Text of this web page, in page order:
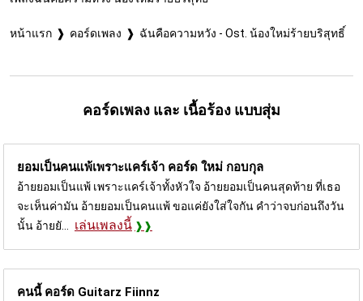
หน้าแรก คอร์ดเพลง ฉันคือความหวัง - Ost. น้องใหม่ร้ายบริสุทธิ์
คอร์ดเพลง และ เนื้อร้อง แบบสุ่ม
ยอมเป็นคนแพ้เพราะแคร์เจ้า คอร์ด ใหม่ กอบกุล
อ้ายยอมเป็นแพ้ เพราะแคร์เจ้าทั้งหัวใจ อ้ายยอมเป็นคนสุดท้าย ที่เธอ
จะเห็นค่ามัน อ้ายยอมเป็นคนแพ้ ขอแค่ยังใส่ใจกัน คำว่าจบก่อนถึงวัน
นั้น อ้ายยั... เล่นเพลงนี้
คนนี้ คอร์ด Guitarz Fiinnz